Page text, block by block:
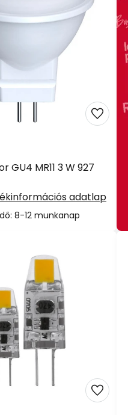
GU4 MR11 3 W 927
adatlap
8-12 munkanap